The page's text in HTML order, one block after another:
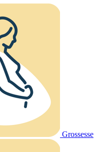
Grossesse